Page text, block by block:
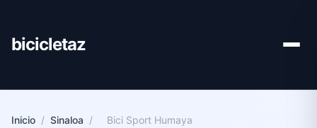
bicicletaz
Inicio / Sinaloa / Bici Sport Humaya